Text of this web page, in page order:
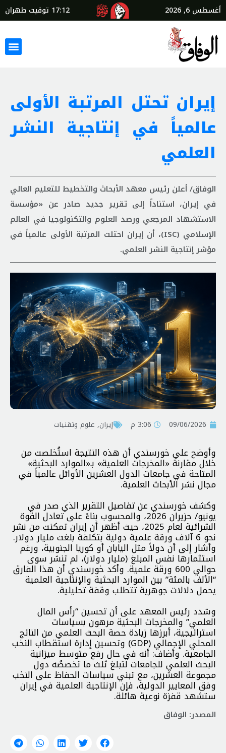
أغسطس 6, 2026 17:12 توقيت طهران
إيران تحتل المرتبة الأولى
عالمياً في إنتاجية النشر
العلمي
الوفاق/ أعلن رئيس معهد الأبحاث والتخطيط للتعليم العالي
في إيران، استناداً إلى تقرير جديد صادر عن «مؤسسة
الاستشهاد المرجعي ورصد العلوم والتكنولوجيا في العالم
الإسلامي (ISC)، أن إيران احتلت المرتبة الأولى عالمياً في
مؤشر إنتاجية النشر العلمي.
09/06/2026 3:06 م إيران, علوم وتقنيات
وأوضح علي خورسندي أن هذه النتيجة استُخلصت من
خلال مقارنة «المخرجات العلمية» بـ«الموارد البحثية»
المتاحة في جامعات الدول العشرين الأوائل عالمياً في
مجال نشر الأبحاث العلمية.
وكشف خورسندي عن تفاصيل التقرير الذي صدر في
يونيو/ حزيران 2026، والمحسوب بناءً على تعادل القوة
الشرائية لعام 2025، حيث أظهر أن إيران تمكنت من نشر
نحو 6 آلاف ورقة علمية دولية بتكلفة بلغت مليار دولار.
وأشار إلى أن دولاً مثل اليابان أو كوريا الجنوبية، ورغم
استثمارها نفس المبلغ (مليار دولار)، لم تنشر سوى
حوالي 600 ورقة علمية. وأكد خورسندي أن هذا الفارق
“الألف بالمئة” بين الموارد البحثية والإنتاجية العلمية
يحمل دلالات جوهرية تتطلب وقفة تحليلية.
وشدد رئيس المعهد على أن تحسين “رأس المال
العلمي” والمخرجات البحثية مرهون بسياسات
استراتيجية، أبرزها زيادة حصة البحث العلمي من الناتج
المحلي الإجمالي (GDP) وتحسين إدارة استقطاب النخب
الجامعية. وأضاف: أنه في حال رفع متوسط ميزانية
البحث العلمي للجامعات لتبلغ ثلث ما تخصصُه دول
مجموعة العشرين، مع تبني سياسات الحفاظ على النخب
وفق المعايير الدولية، فإن الإنتاجية العلمية في إيران
ستشهد قفزة نوعية هائلة.
المصدر: الوفاق